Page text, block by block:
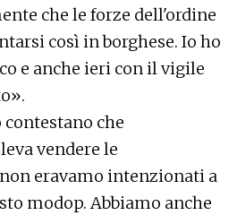
che le forze dell'ordine
così in borghese. Io ho
e anche ieri con il vigile
che
vendere le
eravamo intenzionati a
modop. Abbiamo anche